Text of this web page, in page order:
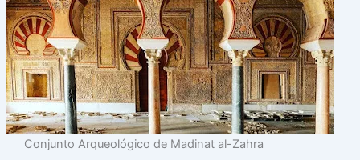
Conjunto Arqueológico de Madinat al-Zahra